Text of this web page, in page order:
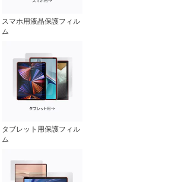
スマホ用液晶保護フィル
ム
タブレット用保護フィル
ム